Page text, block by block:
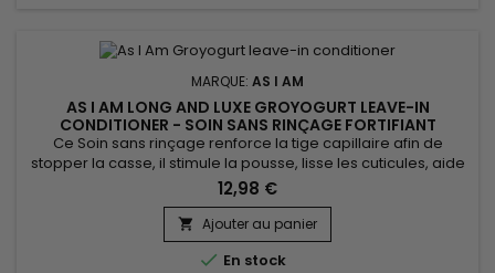
MARQUE: AS I AM
AS I AM LONG AND LUXE GROYOGURT LEAVE-IN
CONDITIONER - SOIN SANS RINÇAGE FORTIFIANT
Ce Soin sans rinçage renforce la tige capillaire afin de
stopper la casse, il stimule la pousse, lisse les cuticules, aide
à démêler et facilite le coiffage.&nbsp; Formulé avec du
beurre de Karité, de l’huile de Jojoba et l’huile de
coco,&nbsp; As I Am Long and Luxe Gro Yogurt Pomegranate
& Passion fruit Leave-In Conditioner répare les cheveux...
12,98 €
 Ajouter au panier
 En stock